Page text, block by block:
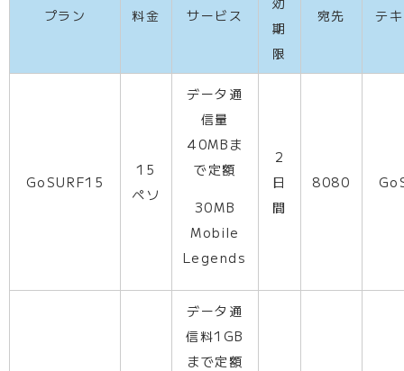
プラン 料金 サービス
期
限
宛先 テ
GoSURF15
15
ペソ
データ通
信量
40MBま
で定額
30MB
Mobile
Legends
2
日
間
8080
データ通
信料1GB
まで定額